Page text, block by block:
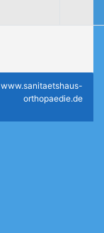
www.sanitaetshaus-
orthopaedie.de